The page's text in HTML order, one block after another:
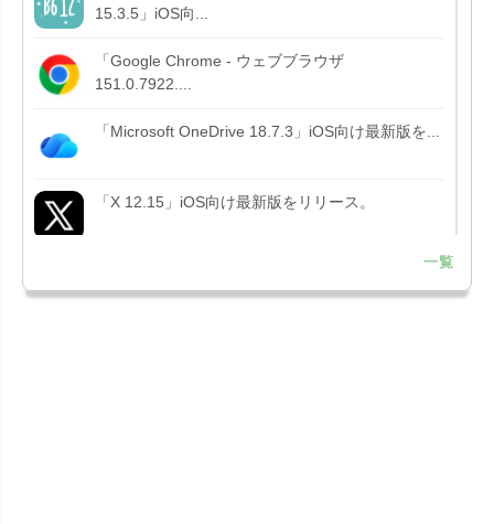
15.3.5」iOS向...
「Google Chrome - ウェブブラウザ
151.0.7922....
「Microsoft OneDrive 18.7.3」iOS向け最新版を...
「X 12.15」iOS向け最新版をリリース。
Liguid G...
一覧